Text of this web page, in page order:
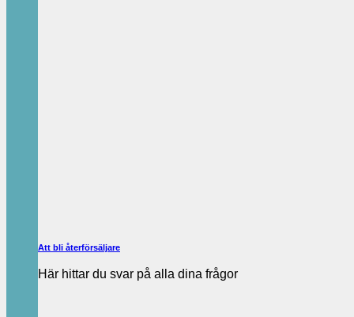
Att bli återförsäljare
Här hittar du svar på alla dina frågor